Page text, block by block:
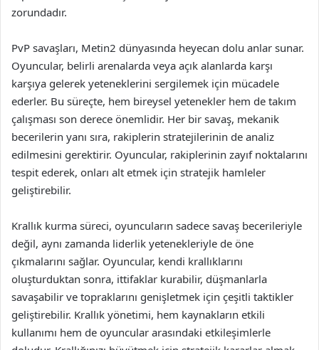
zorundadır.
PvP savaşları, Metin2 dünyasında heyecan dolu anlar sunar.
Oyuncular, belirli arenalarda veya açık alanlarda karşı
karşıya gelerek yeteneklerini sergilemek için mücadele
ederler. Bu süreçte, hem bireysel yetenekler hem de takım
çalışması son derece önemlidir. Her bir savaş, mekanik
becerilerin yanı sıra, rakiplerin stratejilerinin de analiz
edilmesini gerektirir. Oyuncular, rakiplerinin zayıf noktalarını
tespit ederek, onları alt etmek için stratejik hamleler
geliştirebilir.
Krallık kurma süreci, oyuncuların sadece savaş becerileriyle
değil, aynı zamanda liderlik yetenekleriyle de öne
çıkmalarını sağlar. Oyuncular, kendi krallıklarını
oluşturduktan sonra, ittifaklar kurabilir, düşmanlarla
savaşabilir ve topraklarını genişletmek için çeşitli taktikler
geliştirebilir. Krallık yönetimi, hem kaynakların etkili
kullanımı hem de oyuncular arasındaki etkileşimlerle